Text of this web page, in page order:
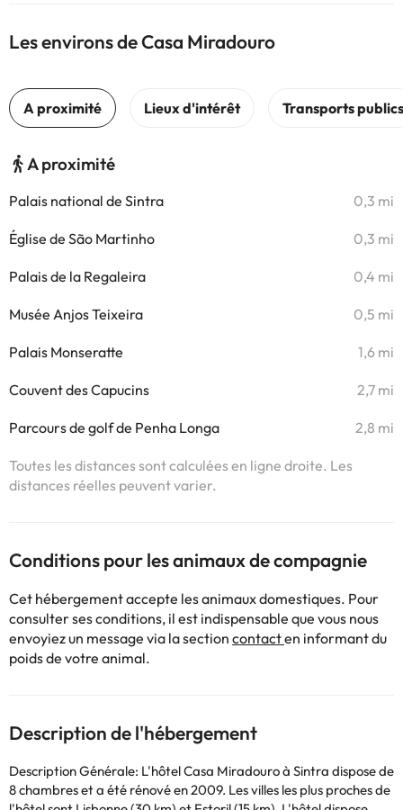
Les environs de Casa Miradouro
A proximité
Palais national de Sintra 0,3 mi
Église de São Martinho 0,3 mi
Palais de la Regaleira 0,4 mi
Musée Anjos Teixeira 0,5 mi
Palais Monseratte 1,6 mi
Couvent des Capucins 2,7 mi
Parcours de golf de Penha Longa 2,8 mi
Toutes les distances sont calculées en ligne droite. Les
distances réelles peuvent varier.
Conditions pour les animaux de compagnie
Cet hébergement accepte les animaux domestiques. Pour
consulter ses conditions, il est indispensable que vous nous
envoyiez un message via la section contacten informant du
poids de votre animal.
Description de l'hébergement
Description Générale: L'hôtel Casa Miradouro à Sintra dispose de
8 chambres et a été rénové en 2009. Les villes les plus proches de